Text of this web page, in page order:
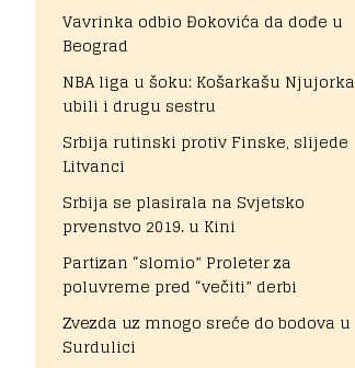
Vavrinka odbio Đokovića da dođe u
Beograd
NBA liga u šoku: Košarkašu Njujorka
ubili i drugu sestru
Srbija rutinski protiv Finske, slijede
Litvanci
Srbija se plasirala na Svjetsko
prvenstvo 2019. u Kini
Partizan “slomio” Proleter za
poluvreme pred “večiti” derbi
Zvezda uz mnogo sreće do bodova u
Surdulici